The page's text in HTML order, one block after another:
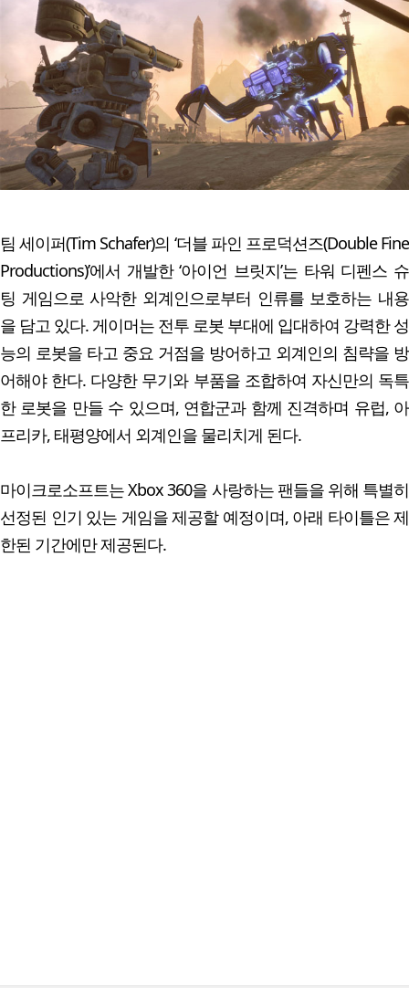
팀 세이퍼(Tim Schafer)의 ‘더블 파인 프로덕션즈(Double Fine
Productions)’에서 개발한 ‘아이언 브릿지’는 타워 디펜스 슈
팅 게임으로 사악한 외계인으로부터 인류를 보호하는 내용
을 담고 있다. 게이머는 전투 로봇 부대에 입대하여 강력한 성
능의 로봇을 타고 중요 거점을 방어하고 외계인의 침략을 방
어해야 한다. 다양한 무기와 부품을 조합하여 자신만의 독특
한 로봇을 만들 수 있으며, 연합군과 함께 진격하며 유럽, 아
프리카, 태평양에서 외계인을 물리치게 된다.
마이크로소프트는 Xbox 360을 사랑하는 팬들을 위해 특별히
선정된 인기 있는 게임을 제공할 예정이며, 아래 타이틀은 제
한된 기간에만 제공된다.